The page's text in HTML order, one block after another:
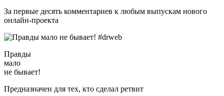
За первые десять комментариев к любым выпускам нового
онлайн-проекта
Правды
мало
не бывает!
Предназначен для тех, кто сделал ретвит